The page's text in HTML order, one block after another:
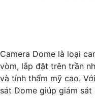
chính xác và rõ ràng.
chi tiết, giúp bạn dễ
Camera Dome là loại
vòm, lắp đặt trên trần
và tính thẩm mỹ cao.
sát Dome giúp giám